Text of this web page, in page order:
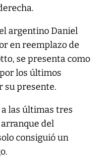
argentino Daniel
en reemplazo de
se presenta como
los últimos
su presente.
a las últimas tres
del
consiguió un